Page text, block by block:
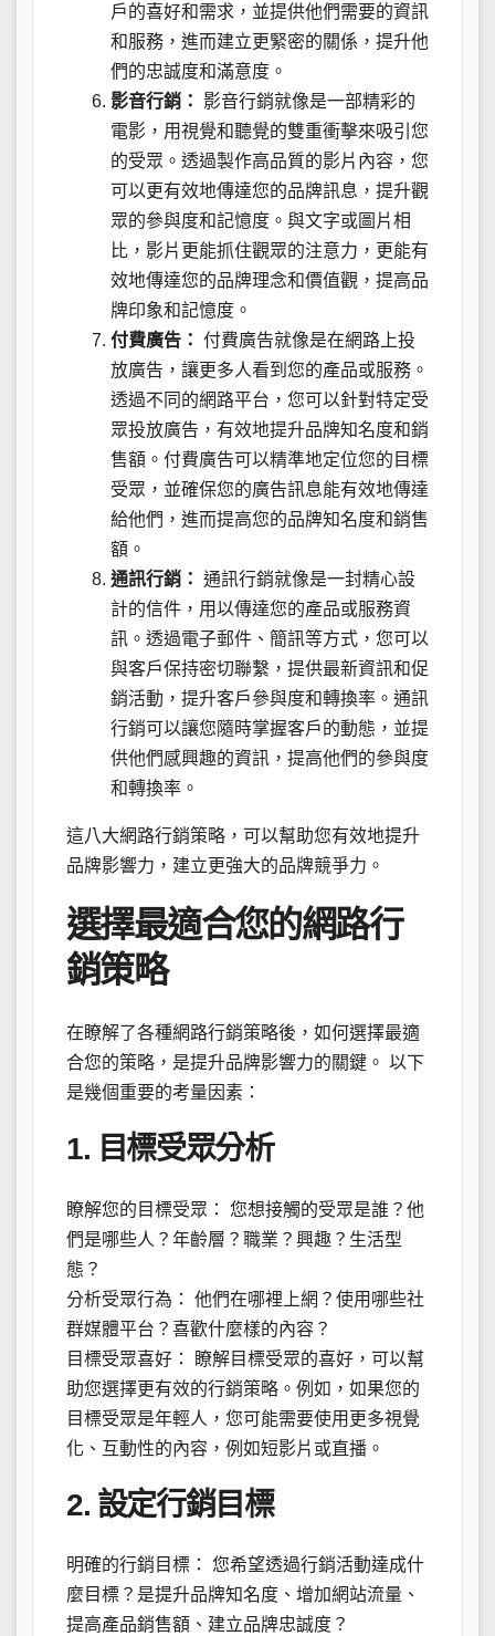
戶的喜好和需求，並提供他們需要的資訊
和服務，進而建立更緊密的關係，提升他
們的忠誠度和滿意度。
影音行銷：
影音行銷就像是一部精彩的
電影，用視覺和聽覺的雙重衝擊來吸引您
的受眾。透過製作高品質的影片內容，您
可以更有效地傳達您的品牌訊息，提升觀
眾的參與度和記憶度。與文字或圖片相
比，影片更能抓住觀眾的注意力，更能有
效地傳達您的品牌理念和價值觀，提高品
牌印象和記憶度。
付費廣告： 付費廣告就像是在網路上投
放廣告，讓更多人看到您的產品或服務。
透過不同的網路平台，您可以針對特定受
眾投放廣告，有效地提升品牌知名度和銷
售額。付費廣告可以精準地定位您的目標
受眾，並確保您的廣告訊息能有效地傳達
給他們，進而提高您的品牌知名度和銷售
額。
通訊行銷： 通訊行銷就像是一封精心設
計的信件，用以傳達您的產品或服務資
訊。透過電子郵件、簡訊等方式，您可以
與客戶保持密切聯繫，提供最新資訊和促
銷活動，提升客戶參與度和轉換率。通訊
行銷可以讓您隨時掌握客戶的動態，並提
供他們感興趣的資訊，提高他們的參與度
和轉換率。
這八大網路行銷策略，可以幫助您有效地提升
品牌影響力，建立更強大的品牌競爭力。
選擇最適合您的網路行
銷策略
在瞭解了各種網路行銷策略後，如何選擇最適
合您的策略，是提升品牌影響力的關鍵。 以下
是幾個重要的考量因素：
1. 目標受眾分析
瞭解您的目標受眾： 您想接觸的受眾是誰？他
們是哪些人？年齡層？職業？興趣？生活型
態？
分析受眾行為： 他們在哪裡上網？使用哪些社
群媒體平台？喜歡什麼樣的內容？
目標受眾喜好： 瞭解目標受眾的喜好，可以幫
助您選擇更有效的行銷策略。例如，如果您的
目標受眾是年輕人，您可能需要使用更多視覺
化、互動性的內容，例如短影片或直播。
2. 設定行銷目標
明確的行銷目標： 您希望透過行銷活動達成什
麼目標？是提升品牌知名度、增加網站流量、
提高產品銷售額、建立品牌忠誠度？